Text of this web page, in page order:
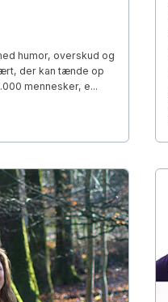
humor, overskud og
der kan tænde op
mennesker, e...